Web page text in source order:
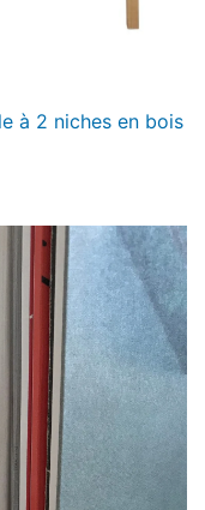
à 2 niches en bois